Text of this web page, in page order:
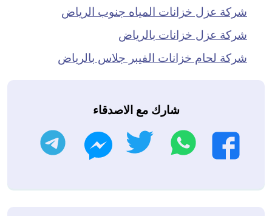
شركة عزل خزانات المياه جنوب الرياض
شركة عزل خزانات بالرياض
شركة لحام خزانات الفيبر جلاس بالرياض
شارك مع الاصدقاء
فيسبوك
واتساب تويتر ماسنجر